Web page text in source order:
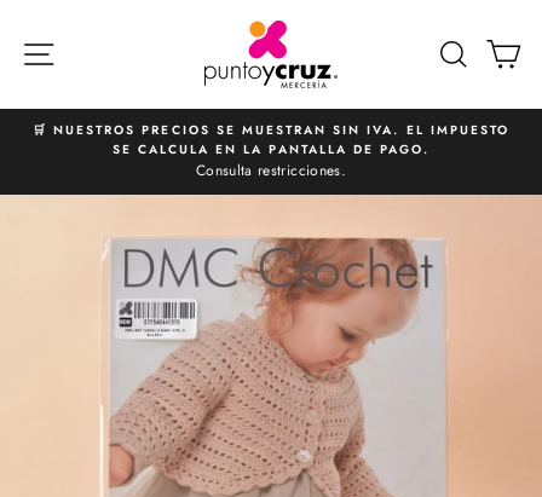
directamente
diapositivas
🛒 NUESTROS PRECIOS SE MUESTRAN SIN IVA. EL IMPUESTO
SE CALCULA EN LA PANTALLA DE PAGO.
Consulta restricciones.